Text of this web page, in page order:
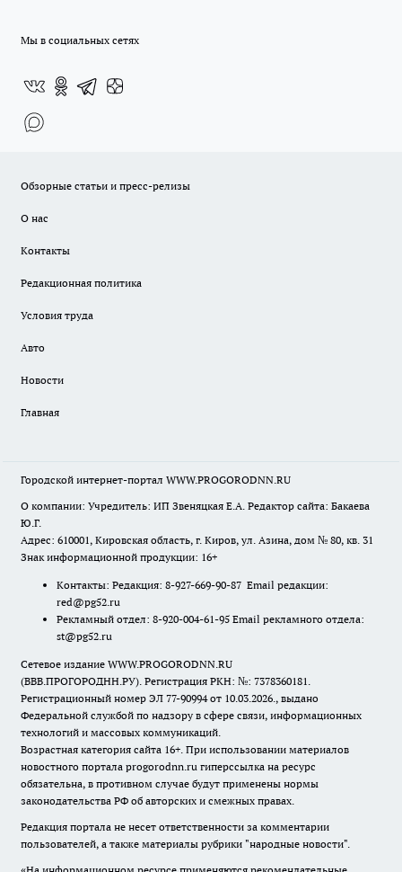
Мы в социальных сетях
Обзорные статьи и пресс-релизы
О нас
Контакты
Редакционная политика
Условия труда
Авто
Новости
Главная
Городской интернет-портал WWW.PROGORODNN.RU
О компании: Учредитель: ИП Звеняцкая Е.А. Редактор сайта: Бакаева
Ю.Г.
Адрес: 610001, Кировская область, г. Киров, ул. Азина, дом № 80, кв. 31
Знак информационной продукции: 16+
Контакты: Редакция: 8-927-669-90-87 Email редакции:
red@pg52.ru
Рекламный отдел: 8-920-004-61-95 Email рекламного отдела:
st@pg52.ru
Сетевое издание WWW.PROGORODNN.RU
(ВВВ.ПРОГОРОДНН.РУ). Регистрация РКН: №: 7378360181.
Регистрационный номер ЭЛ 77-90994 от 10.03.2026., выдано
Федеральной службой по надзору в сфере связи, информационных
технологий и массовых коммуникаций.
Возрастная категория сайта 16+. При использовании материалов
новостного портала progorodnn.ru гиперссылка на ресурс
обязательна, в противном случае будут применены нормы
законодательства РФ об авторских и смежных правах.
Редакция портала не несет ответственности за комментарии
пользователей, а также материалы рубрики "народные новости".